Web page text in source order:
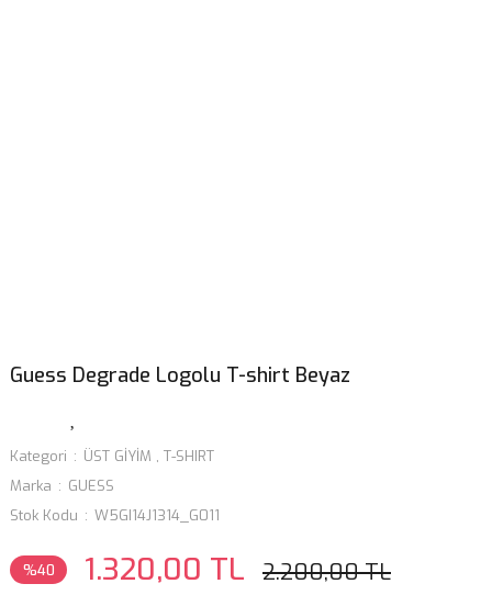
Guess Degrade Logolu T-shirt Beyaz
Kategori ÜST GİYİM , T-SHIRT
Marka
GUESS
Stok Kodu
W5GI14J1314_G011
%40 1.320,00 TL 2.200,00 TL